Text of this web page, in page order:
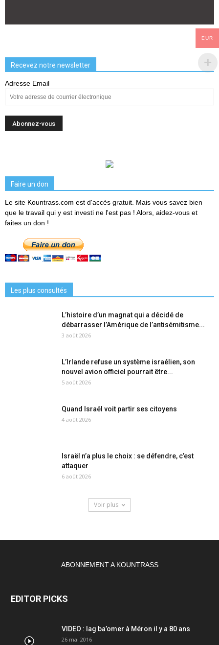
Recevez notre newsletter
Adresse Email
Faire un don
Le site Kountrass.com est d'accès gratuit. Mais vous savez bien
que le travail qui y est investi ne l'est pas ! Alors, aidez-vous et
faites un don !
Les plus consultés
L’histoire d’un magnat qui a décidé de
débarrasser l’Amérique de l’antisémitisme...
3 août 2026
L’Irlande refuse un système israélien, son
nouvel avion officiel pourrait être...
5 août 2026
Quand Israël voit partir ses citoyens
4 août 2026
Israël n’a plus le choix : se défendre, c’est
attaquer
6 août 2026
Voir plus
ABONNEMENT A KOUNTRASS
EDITOR PICKS
VIDEO : lag ba’omer à Méron il y a 80 ans
26 mai 2016
EUR